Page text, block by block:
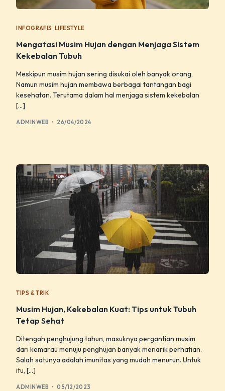
INFOGRAFIS , LIFESTYLE
Mengatasi Musim Hujan dengan Menjaga Sistem
Kekebalan Tubuh
Meskipun musim hujan sering disukai oleh banyak orang,
Namun musim hujan membawa berbagai tantangan bagi
kesehatan. Terutama dalam hal menjaga sistem kekebalan
[…]
ADMINWEB 26/04/2024
TIPS & TRIK
Musim Hujan, Kekebalan Kuat: Tips untuk Tubuh
Tetap Sehat
Ditengah penghujung tahun, masuknya pergantian musim
dari kemarau menuju penghujan banyak menarik perhatian.
Salah satunya adalah imunitas yang mudah menurun. Untuk
itu, […]
ADMINWEB 05/12/2023